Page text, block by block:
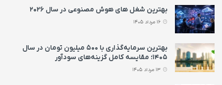
بهترین شغل های هوش مصنوعی در سال ۲۰۲۶
بهترین سرمایه‌گذاری با ۵۰۰ میلیون تومان در سال
۱۴۰۵؛ مقایسه کامل گزینه‌های سودآور